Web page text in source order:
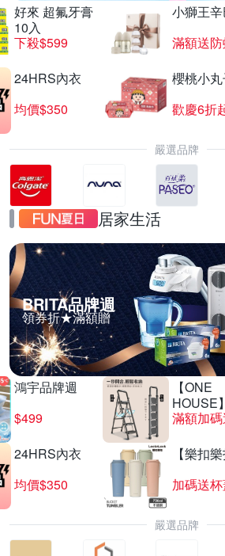
好來 超氟牙膏
10入
下殺$599
小獅王
滿額送
24HRS內衣
均價$350
櫻桃小
歡慶6折
嚴選品牌
居家生活
BRITA品牌週
領券折★滿額贈
鴻宇品牌週
$499
【ONE
HOUSE】
滿額加
24HRS內衣
均價$350
【樂扣樂
加碼送
嚴選品牌